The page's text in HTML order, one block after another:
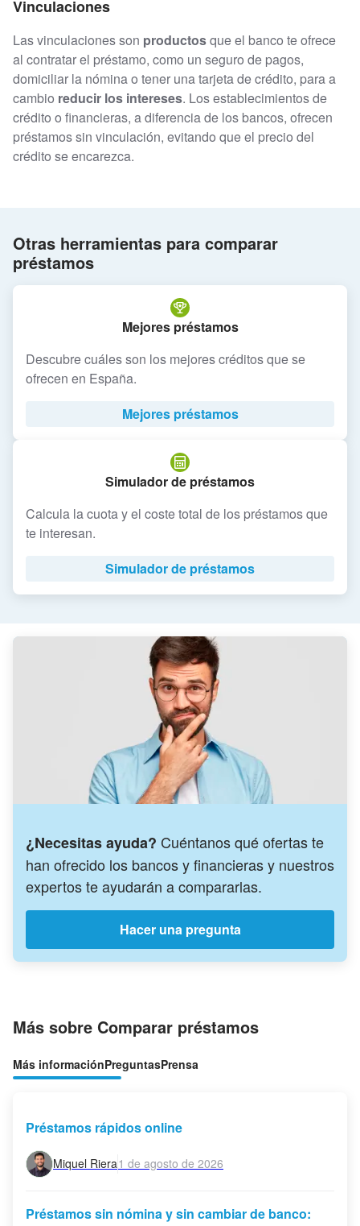
Vinculaciones
Las vinculaciones son productosque el banco te ofrece
al contratar el préstamo, como un seguro de pagos,
domiciliar la nómina o tener una tarjeta de crédito, para a
cambio reducir los intereses. Los establecimientos de
crédito o financieras, a diferencia de los bancos, ofrecen
préstamos sin vinculación, evitando que el precio del
crédito se encarezca.
Otras herramientas para comparar
préstamos
Mejores préstamos
Descubre cuáles son los mejores créditos que se
ofrecen en España.
Mejores préstamos
Simulador de préstamos
Calcula la cuota y el coste total de los préstamos que
te interesan.
Simulador de préstamos
¿Necesitas ayuda? Cuéntanos qué ofertas te
han ofrecido los bancos y financieras y nuestros
expertos te ayudarán a compararlas.
Hacer una pregunta
Más sobre Comparar préstamos
Más informaciónPreguntasPrensa
Préstamos rápidos online
Miquel Riera1 de agosto de 2026
Préstamos sin nómina y sin cambiar de banco: